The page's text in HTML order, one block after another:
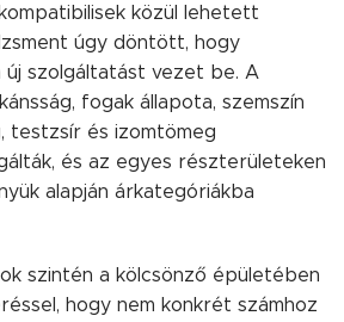
közül lehetett
úgy döntött, hogy
szolgáltatást vezet be. A
fogak állapota, szemszín
testzsír és izomtömeg
és az egyes részterületeken
alapján árkategóriákba
szintén a kölcsönző épületében
hogy nem konkrét számhoz